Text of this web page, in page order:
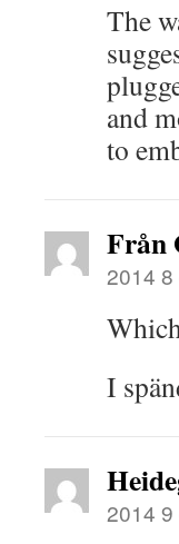
The
and
to
Från
2014
I
2014 9